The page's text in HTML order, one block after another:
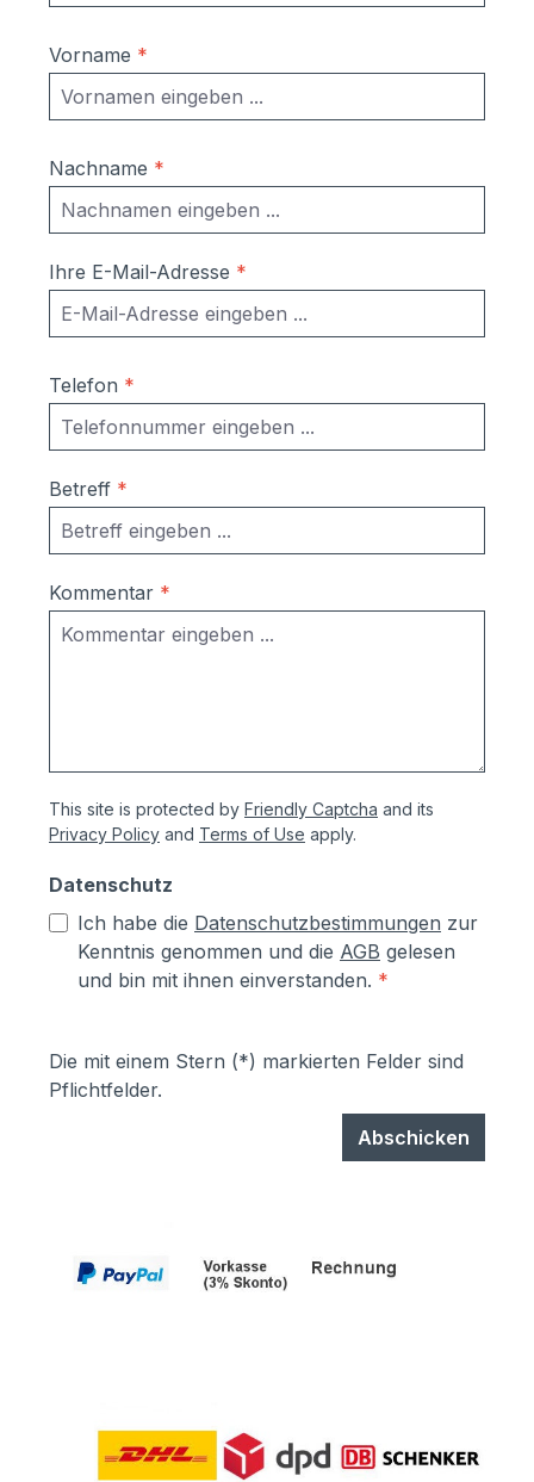
Vorname *
Nachname *
Ihre E-Mail-Adresse *
Telefon *
Betreff *
Kommentar *
This site is protected by Friendly Captcha and its
Privacy Policy and Terms of Use apply.
Datenschutz
Ich habe die Datenschutzbestimmungen zur
Kenntnis genommen und die AGB gelesen
und bin mit ihnen einverstanden. *
Die mit einem Stern (*) markierten Felder sind
Pflichtfelder.
Abschicken